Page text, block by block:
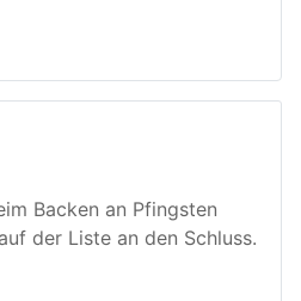
Backen an Pfingsten
der Liste an den Schluss.